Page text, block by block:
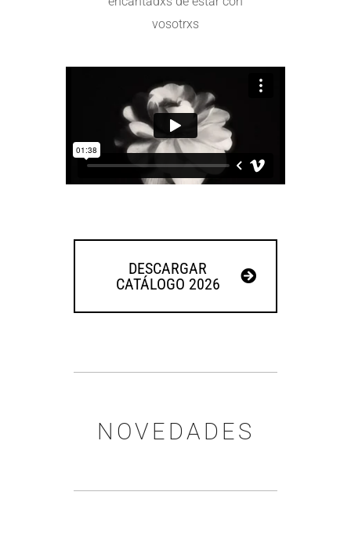
vosotrxs
DESCARGAR
CATÁLOGO 2026
NOVEDADES